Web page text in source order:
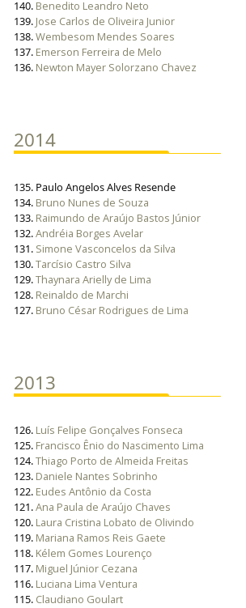
140. Benedito Leandro Neto
139. Jose Carlos de Oliveira Junior
138.Wembesom Mendes Soares
137. Emerson Ferreira de Melo
136. Newton Mayer Solorzano Chavez
2014
135. Paulo Angelos Alves Resende
134. Bruno Nunes de Souza
133. Raimundo de Araújo Bastos Júnior
132.Andréia Borges Avelar
131. Simone Vasconcelos da Silva
130.Tarcísio Castro Silva
129.Thaynara Arielly de Lima
128. Reinaldo de Marchi
127. Bruno César Rodrigues de Lima
2013
126. Luís Felipe Gonçalves Fonseca
125. Francisco Ênio do Nascimento Lima
124.Thiago Porto de Almeida Freitas
123. Daniele Nantes Sobrinho
122. Eudes Antônio da Costa
121.Ana Paula de Araújo Chaves
120. Laura Cristina Lobato de Olivindo
119. Mariana Ramos Reis Gaete
118. Kélem Gomes Lourenço
117. Miguel Júnior Cezana
116. Luciana Lima Ventura
115. Claudiano Goulart